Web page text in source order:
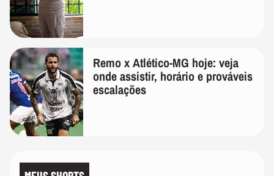
Remo x Atlético-MG hoje: veja
onde assistir, horário e prováveis
escalações